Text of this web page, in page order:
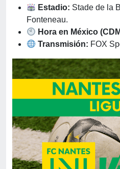
Estadio: Stade de la
Fonteneau.
Hora en México
Transmisión: FOX